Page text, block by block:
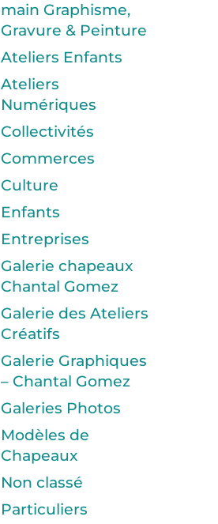
main Graphisme,
Gravure & Peinture
Ateliers Enfants
Ateliers
Numériques
Collectivités
Commerces
Culture
Enfants
Entreprises
Galerie chapeaux
Chantal Gomez
Galerie des Ateliers
Créatifs
Galerie Graphiques
– Chantal Gomez
Galeries Photos
Modèles de
Chapeaux
Non classé
Particuliers